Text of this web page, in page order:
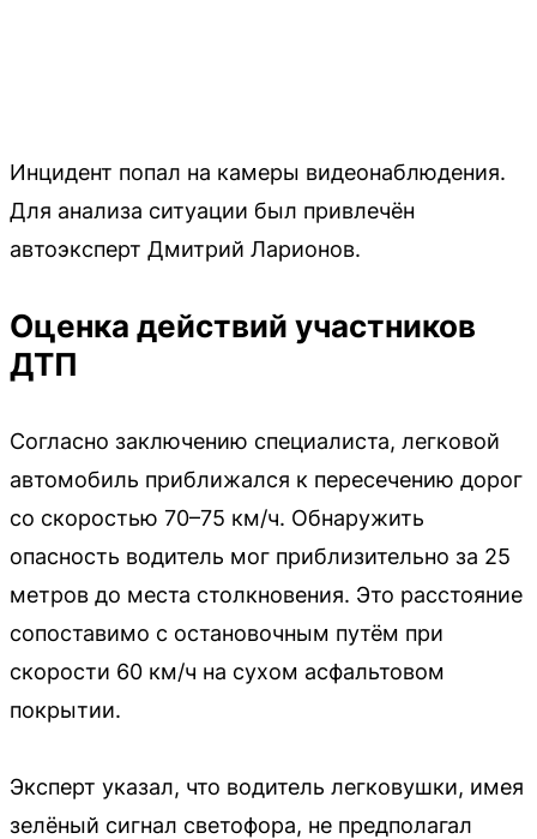
Инцидент попал на камеры видеонаблюдения.
Для анализа ситуации был привлечён
автоэксперт Дмитрий Ларионов.
Оценка действий участников
ДТП
Согласно заключению специалиста, легковой
автомобиль приближался к пересечению дорог
со скоростью 70–75 км/ч. Обнаружить
опасность водитель мог приблизительно за 25
метров до места столкновения. Это расстояние
сопоставимо с остановочным путём при
скорости 60 км/ч на сухом асфальтовом
покрытии.
Эксперт указал, что водитель легковушки, имея
зелёный сигнал светофора, не предполагал